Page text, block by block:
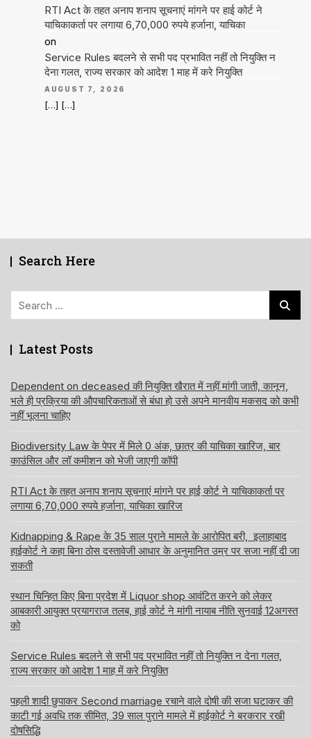
RTI Act के तहत अनाप शनाप सूचनाएं मांगने पर हाई कोर्ट ने
याचिकाकर्ता पर लगाया 6,70,000 रुपये हर्जाना, याचिका
on
Service Rules बदलने से सभी पद प्रभावित नहीं तो नियुक्ति न
देना गलत, राज्य सरकार को आदेश 1 माह में करे नियुक्ति
AUGUST 7, 2026
[…] […]
Search Here
Latest Posts
Dependent on deceased की नियुक्ति खैरात में नहीं मांगी जाती, कानून,
भले ही प्रक्रिया की औपचारिकताओं से बंधा हो उसे अपने मानवीय मकसद को कभी
नहीं भूलना चाहिए
Biodiversity Law के पेपर में मिले 0 अंक, छात्र की याचिका खारिज, बार
काउंसिल और लॉ कमीशन को भेजी जाएगी कॉपी
RTI Act के तहत अनाप शनाप सूचनाएं मांगने पर हाई कोर्ट ने याचिकाकर्ता पर
लगाया 6,70,000 रुपये हर्जाना, याचिका खारिज
Kidnapping & Rape के 35 साल पुराने मामले के आरोपित बरी, इलाहाबाद
हाईकोर्ट ने कहा बिना ठोस दस्तावेजी आधार के अनुमानित उम्र पर सजा नहीं दी जा
सकती
स्थान चिन्हित किए बिना प्रदेश में Liquor shop आवंटित करने को लेकर
आबकारी आयुक्त प्रयागराज तलब, हाई कोर्ट ने मांगी नायाब नीति सुनवाई 12अगस्त
को
Service Rules बदलने से सभी पद प्रभावित नहीं तो नियुक्ति न देना गलत,
राज्य सरकार को आदेश 1 माह में करे नियुक्ति
पहली शादी छुपाकर Second marriage रचाने वाले दोषी की सजा घटाकर की
काटी गई अवधि तक सीमित, 39 साल पुराने मामले में हाईकोर्ट ने बरकरार रखी
दोषसिद्धि